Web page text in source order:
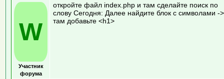
W
Участник
форума
откройте файл index.php и там сделайте поиск по
слову Сегодня: Далее найдите блок с символами -
там добавьте <h1>